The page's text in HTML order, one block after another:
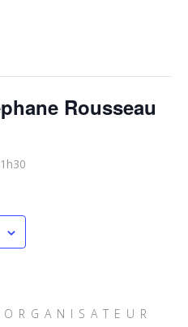
Rousseau
ORGANISATEUR